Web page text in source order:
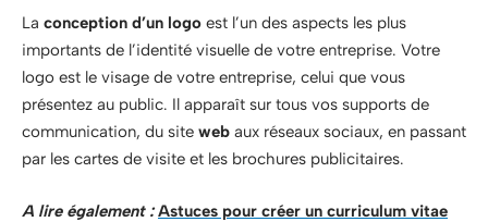
La conception d’un logo est l’un des aspects les plus
importants de l’identité visuelle de votre entreprise. Votre
logo est le visage de votre entreprise, celui que vous
présentez au public. Il apparaît sur tous vos supports de
communication, du site web aux réseaux sociaux, en passant
par les cartes de visite et les brochures publicitaires.
A lire également : Astuces pour créer un curriculum vitae